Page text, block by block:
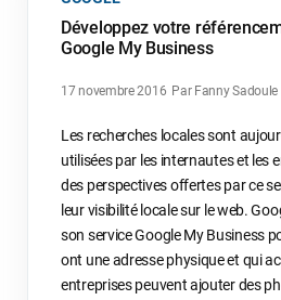
Développez votre
Google My Business
17 novembre 2016 Par Fanny Sadoule
Les recherches locales sont
utilisées par les internautes et les
des perspectives offertes par ce
leur visibilité locale sur le web.
son service Google My Business
ont une adresse physique et qui
entreprises peuvent ajouter des